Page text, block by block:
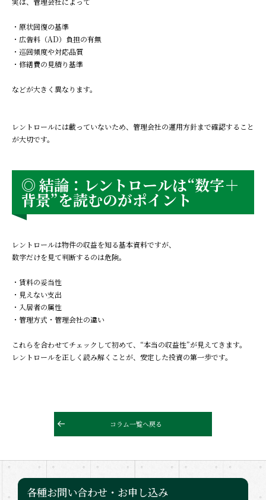
・原状回復の基準
・広告料（AD）負担の有無
・巡回頻度や対応品質
・修繕費の見積り基準
などが大きく異なります。
レントロールには載っていないため、管理会社の運用方針まで確認すること
が大切です。
◎ 結論：レントロールは“数字＋
背景”を読むのがポイント
レントロールは物件の収益を知る基本資料ですが、
数字だけを見て判断するのは危険。
・賃料の妥当性
・見えない支出
・入居者の属性
・管理方式・管理会社の違い
これらを合わせてチェックして初めて、“本当の収益性”が見えてきます。
レントロールを正しく読み解くことが、安定した投資の第一歩です。
コラム一覧へ戻る
各種お問い合わせ・お申し込み